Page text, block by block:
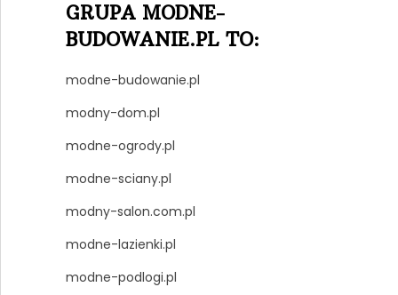
GRUPA MODNE-
BUDOWANIE.PL TO:
modne-budowanie.pl
modny-dom.pl
modne-ogrody.pl
modne-sciany.pl
modny-salon.com.pl
modne-lazienki.pl
modne-podlogi.pl